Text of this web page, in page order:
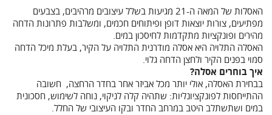
האסלות של המאה ה-21 מגיעות בשלל עיצובים מרהיבים, בצבעים
מפתיעים, צורות יוצאות דופן ופיתוחים חכמים, ומשלבות פתרונות הדחה
מהירים ופונקציות מתקדמות לחיסכון במים.
האסלה התלויה היא אסלה מודרנית התלויה על הקיר, בעלת מיכל הדחה
סמוי בפנים הקיר ולחצן הדחה גלוי.
איך בוחרים אסלה?
בבחירת האסלה, אולי יותר מכל אביזר אחר בחדר הרחצה, חשובה
ההתייחסות לפונקציונליות: שתהיה קלה לניקוי, נוחה לשימוש, חסכונית
במים ושתשתלב היטב במרחב החדר ובקו העיצובי של החלל.